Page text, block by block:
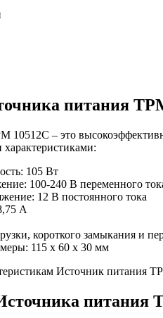
питания
10512C – это
105 Вт
100-240 В переменного
12 В постоянного тока
А
короткого замыкания и
115 x 60 x 30 мм
Источник питания
питания